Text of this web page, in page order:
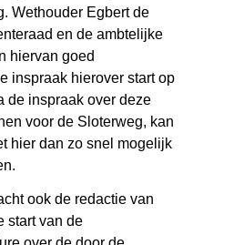
Wethouder Egbert de
en de ambtelijke
hiervan goed
inspraak hierover start op
de inspraak over deze
voor de Sloterweg, kan
hier dan zo snel mogelijk
ook de redactie van
start van de